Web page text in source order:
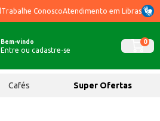
Trabalhe ConoscoAtendimento em Libras
Bem-vindo
Entre ou cadastre-se
0
Cafés Super Ofertas